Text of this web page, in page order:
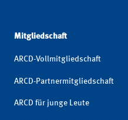
Mitgliedschaft
ARCD-Vollmitgliedschaft
ARCD-Partnermitgliedschaft
ARCD für junge Leute